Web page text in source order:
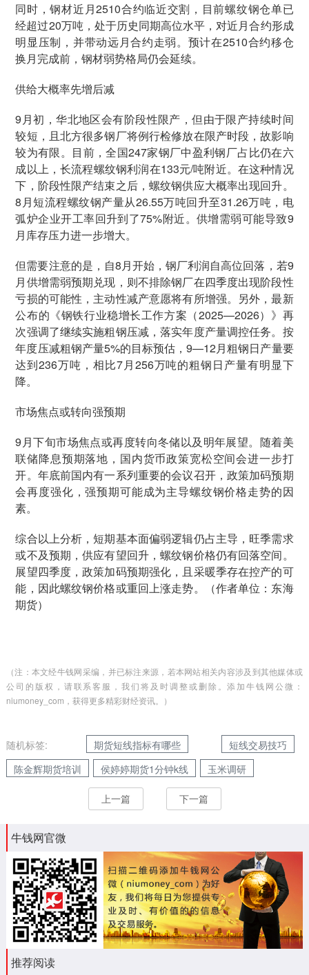
同时，钢材近月2510合约临近交割，目前螺纹钢仓单已
经超过20万吨，处于历史同期高位水平，对近月合约形成
明显压制，并带动远月合约走弱。预计在2510合约移仓
换月完成前，钢材弱势格局仍会延续。
供给大概率先增后减
9月初，华北地区会有阶段性限产，但由于限产持续时间
较短，且北方很多钢厂将例行检修放在限产时段，故影响
较为有限。目前，全国247家钢厂中盈利钢厂占比仍在六
成以上，长流程螺纹钢利润在133元/吨附近。在这种情况
下，阶段性限产结束之后，螺纹钢供应大概率出现回升。
8月短流程螺纹钢产量从26.55万吨回升至31.26万吨，电
弧炉企业开工率回升到了75%附近。供增需弱可能导致9
月库存压力进一步增大。
但需要注意的是，自8月开始，钢厂利润自高位回落，若9
月供增需弱预期兑现，则不排除钢厂在四季度出现阶段性
亏损的可能性，主动性减产意愿将有所增强。另外，最新
公布的《钢铁行业稳增长工作方案（2025—2026）》再
次强调了继续实施粗钢压减，落实年度产量调控任务。按
年度压减粗钢产量5%的目标预估，9—12月粗钢日产量要
达到236万吨，相比7月256万吨的粗钢日产量有明显下
降。
市场焦点或转向强预期
9月下旬市场焦点或再度转向冬储以及明年展望。随着美
联储降息预期落地，国内货币政策宽松空间会进一步打
开。年底前国内有一系列重要的会议召开，政策加码预期
会再度强化，强预期可能成为主导螺纹钢价格走势的因
素。
综合以上分析，短期基本面偏弱逻辑仍占主导，旺季需求
或不及预期，供应有望回升，螺纹钢价格仍有回落空间。
展望四季度，政策加码预期强化，且采暖季存在控产的可
能，因此螺纹钢价格或重回上涨走势。（作者单位：东海
期货）
（注：本文经牛钱网采编，并已标注来源，若本网站相关内容涉及到其他媒体或
公司的版权，请联系客服，我们将及时调整或删除。添加牛钱网公微：
niumoney_com，获得更多精彩财经资讯。）
随机标签: 期货短线指标有哪些
短线交易技巧
陈金辉期货培训
侯婷婷期货1分钟k线 玉米调研
上一篇 下一篇
牛钱网官微
推荐阅读